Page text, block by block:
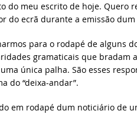
do meu escrito de hoje. Quero
do ecrã durante a emissão
para o rodapé de alguns
gramaticais que bradam
única palha. São esses
do “deixa-andar”.
em rodapé dum noticiário de